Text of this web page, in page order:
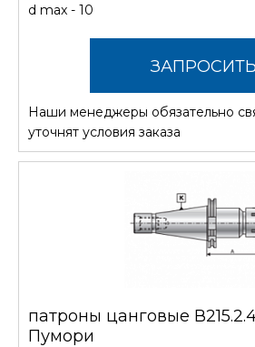
d max - 10
ЗАПРОСИТЬ
Наши менеджеры обязательно
уточнят условия заказа
патроны цанговые
Пумори